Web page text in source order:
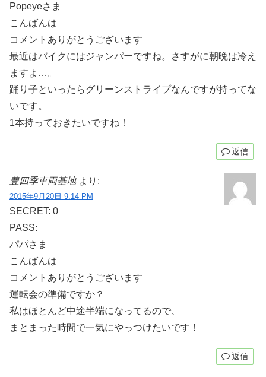
Popeyeさま
こんばんは
コメントありがとうございます
最近はバイクにはジャンパーですね。さすがに朝晩は冷え
ますよ…。
踊り子といったらグリーンストライプなんですが持ってな
いです。
1本持っておきたいですね！
返信
豊四季車両基地 より:
2015年9月20日 9:14 PM
SECRET: 0
PASS:
パパさま
こんばんは
コメントありがとうございます
運転会の準備ですか？
私はほとんど中途半端になってるので、
まとまった時間で一気にやっつけたいです！
返信